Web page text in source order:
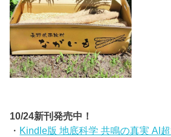
10/24新刊発売中！
・ Kindle版 地底科学 共鳴の真実 AI